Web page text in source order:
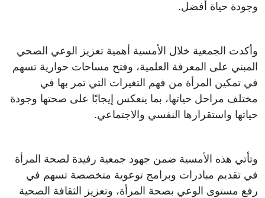
وجودة حياة أفضل.
وأكدت الجمعية خلال الأمسية أهمية تعزيز الوعي الصحي
المبني على المعرفة العلمية، وفتح مساحات حوارية تسهم
في تمكين المرأة من فهم التغيرات التي تمر بها في
مختلف مراحل حياتها، بما ينعكس إيجابًا على صحتها وجودة
حياتها واستقرارها النفسي والاجتماعي.
وتأتي هذه الأمسية ضمن جهود جمعية رفيدة لصحة المرأة
في تقديم مبادرات وبرامج توعوية متخصصة تسهم في
رفع مستوى الوعي بصحة المرأة، وتعزيز الثقافة الصحية